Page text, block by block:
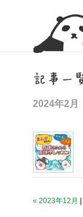
2024年2月
« 2023年12月